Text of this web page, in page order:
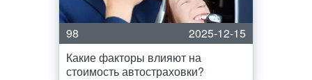
98
2025-12-15
Какие факторы влияют на
стоимость автостраховки?